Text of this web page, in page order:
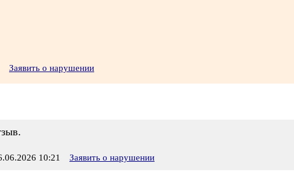
Заявить о нарушении
10:21 Заявить о нарушении